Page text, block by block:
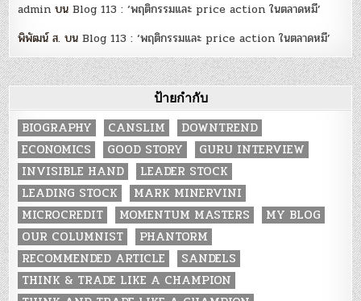
admin บนBlog 113 : ‘พฤติกรรมและ price action ในตลาดหมี’
พิพัฒน์ ส. บนBlog 113 : ‘พฤติกรรมและ price action ในตลาดหมี’
ป้ายกำกับ
BIOGRAPHY CANSLIM
DOWNTREND
ECONOMICS
GOOD STORY
GURU INTERVIEW
INVISIBLE HAND
LEADER STOCK
LEADING STOCK
MARK MINERVINI
MICROCREDIT
MOMENTUM MASTERS
MY BLOG
OUR COLUMNIST
PHANTORM
RECOMMENDED ARTICLE
SANDELS
THINK & TRADE LIKE A CHAMPION